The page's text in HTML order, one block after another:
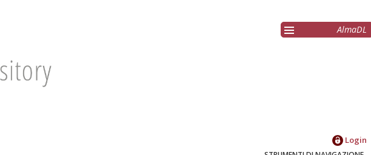
AlmaDL
Login